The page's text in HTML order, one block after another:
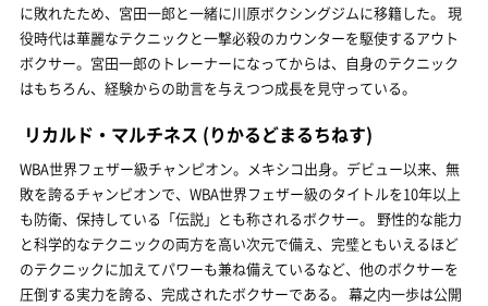
に敗れたため、宮田一郎と一緒に川原ボクシングジムに移籍した。 現
役時代は華麗なテクニックと一撃必殺のカウンターを駆使するアウト
ボクサー。宮田一郎のトレーナーになってからは、自身のテクニック
はもちろん、経験からの助言を与えつつ成長を見守っている。
リカルド・マルチネス (りかるどまるちねす)
WBA世界フェザー級チャンピオン。メキシコ出身。デビュー以来、無
敗を誇るチャンピオンで、WBA世界フェザー級のタイトルを10年以上
も防衛、保持している「伝説」とも称されるボクサー。 野性的な能力
と科学的なテクニックの両方を高い次元で備え、完璧ともいえるほど
のテクニックに加えてパワーも兼ね備えているなど、他のボクサーを
圧倒する実力を誇る、完成されたボクサーである。 幕之内一歩は公開